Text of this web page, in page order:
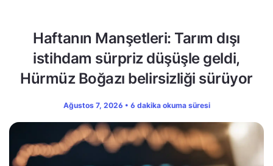
Haftanın Manşetleri: Tarım dışı
istihdam sürpriz düşüşle geldi,
Hürmüz Boğazı belirsizliği sürüyor
Ağustos 7, 2026 • 6 dakika okuma süresi